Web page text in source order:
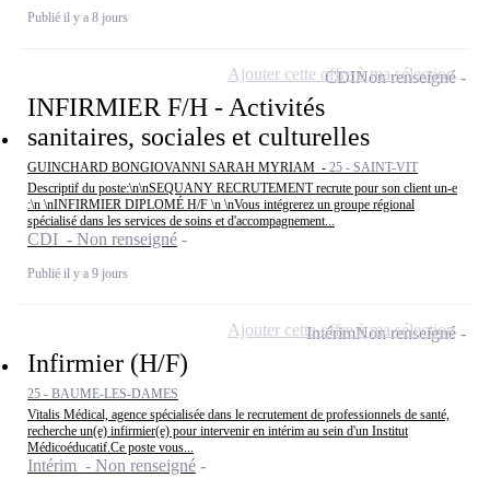
Publié il y a 8 jours
INFIRMIER F/H - Activités
sanitaires, sociales et culturelles
GUINCHARD BONGIOVANNI SARAH MYRIAM - 25 - SAINT-VIT
Descriptif du poste:\n\nSEQUANY RECRUTEMENT recrute pour son client un-e
:\n \nINFIRMIER DIPLOMÉ H/F \n \nVous intégrerez un groupe régional
spécialisé dans les services de soins et d'accompagnement...
CDI - Non renseigné
Publié il y a 9 jours
CDINon renseigné
Ajouter cette offre à ma sélection
Infirmier (H/F)
25 - BAUME-LES-DAMES
Vitalis Médical, agence spécialisée dans le recrutement de professionnels de santé,
recherche un(e) infirmier(e) pour intervenir en intérim au sein d'un Institut
Médicoéducatif.Ce poste vous...
Intérim - Non renseigné
IntérimNon renseigné
Ajouter cette offre à ma sélection